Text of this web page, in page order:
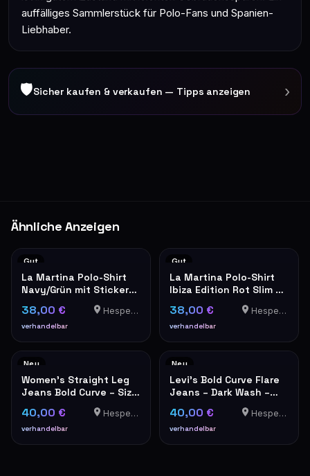
auffälliges Sammlerstück für Polo-Fans und Spanien-
Liebhaber.
🛡Sicher kaufen & verkaufen — Tipps anzeigen ›
Ähnliche Anzeigen
Gut
La Martina Polo-Shirt
Navy/Grün mit Stickerei
38,00 €
verhandelbar
Hesperange
Gut
La Martina Polo-Shirt
Ibiza Edition Rot Slim Fit
38,00 €
verhandelbar
Hesperange
Neu
Women's Straight Leg
Jeans Bold Curve – Size
25 – NEW with Tags
40,00 €
verhandelbar
Hesperange
Neu
Levi's Bold Curve Flare
Jeans – Dark Wash –
40,00 €
verhandelbar
Hesperange